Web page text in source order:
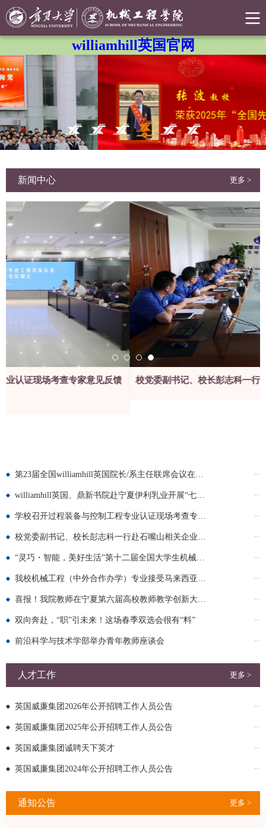
williamhill英国官网
新闻中心 更多 >
校党委副书记、校长彭志科一行赴石嘴山相关企业调研
第23届全国williamhill英国院长/系主任联席会议在银川召开 2026-07-26
williamhill英国、鼎新书院赴宁夏伊利乳业开展“七一”主题党日共建活动 2026-07-01
学校召开过程装备与控制工程专业认证现场考查专家意见反馈会 2026-06-30
校党委副书记、校长彭志科一行赴石嘴山相关企业调研 2026-06-02
“灵巧・智能，美好生活”第十二届全国大学生机械创新设计大赛“北玻杯... 2026-05-10
我校机械工程（中外合作办学）专业接受马来西亚工程技术认证委员会（ETA... 2026-05-01
喜报！我院教师在宁夏第六届高校教师教学创新大赛中斩获佳绩 2026-04-26
双向奔赴，“职”引未来！这场春季双选会很有“料” 2026-04-03
前沿科学与技术学部举办青年教师座谈会 2026-03-25
人才工作 更多 >
英国威廉集团2026年公开招聘工作人员公告 2026-04-11
英国威廉集团2025年公开招聘工作人员公告 2025-03-17
英国威廉集团诚聘天下英才 2024-04-18
英国威廉集团2024年公开招聘工作人员公告 2024-04-18
通知公告 更多 >